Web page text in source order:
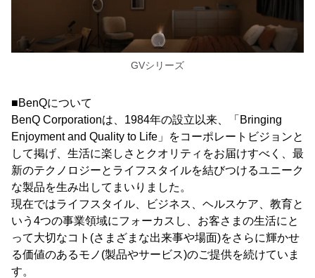
GVシリーズ
■BenQについて
BenQ Corporationは、1984年の設立以来、「Bringing
Enjoyment and Quality to Life」をコーポレートビジョンと
して掲げ、生活に楽しさとクオリティをお届けすべく、最
新のテクノロジーとライフスタイルを結びつけるユニーク
な製品を生み出してまいりました。
現在ではライフスタイル、ビジネス、ヘルスケア、教育と
いう4つの事業領域にフォーカスし、お客さまの生活にと
って大切なコト(さまざまな出来事や場面)をさらに輝かせ
る価値のあるモノ(製品やサービス)のご提供を続けていま
す。